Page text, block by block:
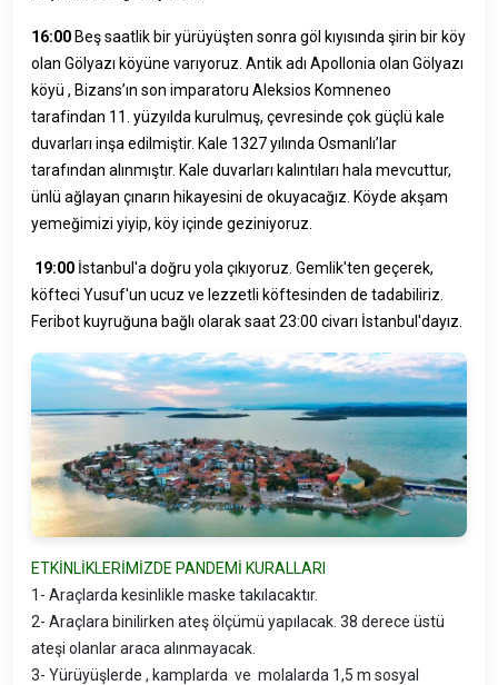
16:00Beş saatlik bir yürüyüşten sonra göl kıyısında şirin bir köy
olan Gölyazı köyüne varıyoruz. Antik adı Apollonia olan Gölyazı
köyü , Bizans’ın son imparatoru Aleksios Komneneo
tarafindan 11. yüzyılda kurulmuş, çevresinde çok güçlü kale
duvarları inşa edilmiştir. Kale 1327 yılında Osmanlı’lar
tarafından alınmıştır. Kale duvarları kalıntıları hala mevcuttur,
ünlü ağlayan çınarın hikayesini de okuyacağız. Köyde akşam
yemeğimizi yiyip, köy içinde geziniyoruz.
19:00 İstanbul'a doğru yola çıkıyoruz. Gemlik'ten geçerek,
köfteci Yusuf'un ucuz ve lezzetli köftesinden de tadabiliriz.
Feribot kuyruğuna bağlı olarak saat 23:00 civarı İstanbul'dayız.
ETKİNLİKLERİMİZDE PANDEMİ KURALLARI
1- Araçlarda kesinlikle maske takılacaktır.
2- Araçlara binilirken ateş ölçümü yapılacak. 38 derece üstü
ateşi olanlar araca alınmayacak.
3- Yürüyüşlerde , kamplarda ve molalarda 1,5 m sosyal